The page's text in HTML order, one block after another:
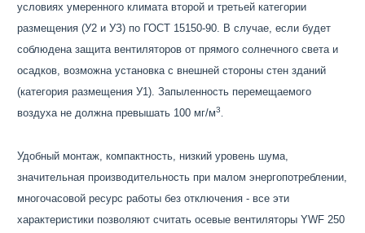
условиях умеренного климата второй и третьей категории
размещения (У2 и УЗ) по ГОСТ 15150-90. В случае, если будет
соблюдена защита вентиляторов от прямого солнечного света и
осадков, возможна установка с внешней стороны стен зданий
(категория размещения У1). Запыленность перемещаемого
воздуха не должна превышать 100 мг/м3
Удобный монтаж, компактность, низкий уровень шума,
значительная производительность при малом энергопотреблении,
многочасовой ресурс работы без отключения - все эти
характеристики позволяют считать осевые вентиляторы YWF 250